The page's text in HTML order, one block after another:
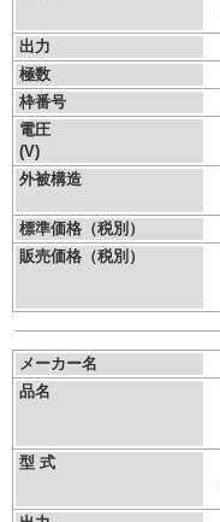
出力
極数
枠番号
電圧
(V)
外被構造
標準価格（税別）
販売価格（税別）
メーカー名
品名
型 式